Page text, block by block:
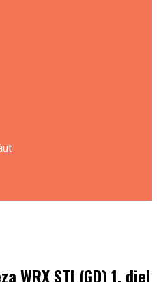
WRX STI (GD) 1. diel